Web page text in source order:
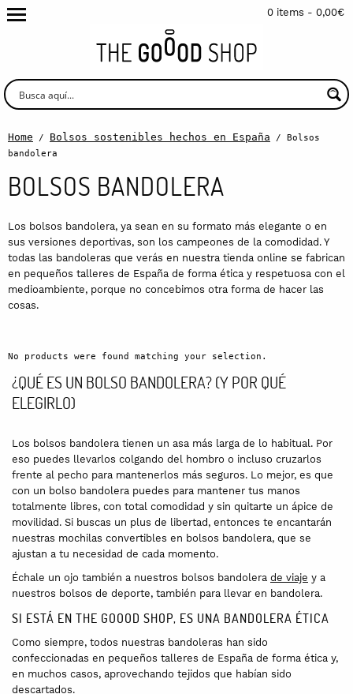
0 items - 0,00€
Home / Bolsos sostenibles hechos en España / Bolsos
bandolera
BOLSOS BANDOLERA
Los bolsos bandolera, ya sean en su formato más elegante o en
sus versiones deportivas, son los campeones de la comodidad. Y
todas las bandoleras que verás en nuestra tienda online se fabrican
en pequeños talleres de España de forma ética y respetuosa con el
medioambiente, porque no concebimos otra forma de hacer las
cosas.
No products were found matching your selection.
¿QUÉ ES UN BOLSO BANDOLERA? (Y POR QUÉ
ELEGIRLO)
Los bolsos bandolera tienen un asa más larga de lo habitual. Por
eso puedes llevarlos colgando del hombro o incluso cruzarlos
frente al pecho para mantenerlos más seguros. Lo mejor, es que
con un bolso bandolera puedes para mantener tus manos
totalmente libres, con total comodidad y sin quitarte un ápice de
movilidad. Si buscas un plus de libertad, entonces te encantarán
nuestras mochilas convertibles en bolsos bandolera, que se
ajustan a tu necesidad de cada momento.
Échale un ojo también a nuestros bolsos bandolera de viaje y a
nuestros bolsos de deporte, también para llevar en bandolera.
SI ESTÁ EN THE GOOOD SHOP, ES UNA BANDOLERA ÉTICA
Como siempre, todos nuestras bandoleras han sido
confeccionadas en pequeños talleres de España de forma ética y,
en muchos casos, aprovechando tejidos que habían sido
descartados.